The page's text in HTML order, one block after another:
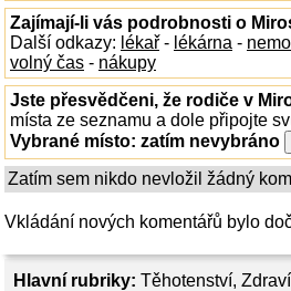
Hlavní rubriky: Těhotenství, Zdraví
Zajímají-li vás podrobnosti o
Další odkazy: lékař - lékárna -
volný čas - nákupy
Jste přesvědčeni, že rodiče v
místa ze seznamu a dole připojte
Vybrané místo: zatím nevybráno
Zatím sem nikdo nevložil žádný
Vkládání nových komentářů bylo